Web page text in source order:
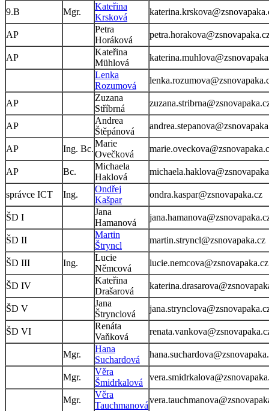
9.B Mgr.
Kateřina
Krsková
AP
Petra
Horáková
AP
Kateřina
Mühlová
Lenka
Rozumová
AP
Zuzana
Stříbrná
AP
Andrea
Štěpánová
AP Ing. Bc.
Marie
Ovečková
AP Bc.
Michaela
Haklová
správce ICT Ing.
Ondřej
Kašpar
ondra.kaspar@zsnovapaka.cz
ŠD I
Jana
Hamanová
ŠD II
Martin
Štryncl
martin.stryncl@zsnovapaka.cz
ŠD III Ing.
Lucie
Němcová
lucie.nemcova@zsnovapaka.cz
ŠD IV
Kateřina
Drašarová
ŠD V
Jana
Štrynclová
ŠD VI
Renáta
Vaňková
Mgr.
Hana
Suchardová
Mgr.
Věra
Šmidrkalová
Mgr.
Věra
Tauchmanová